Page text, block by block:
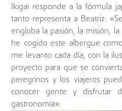
Ikigai responde a la fórmula
tanto representa a Beatriz:
engloba la pasión, la misión,
he cogido este albergue
me levanto cada día, con la
proyecto para que se
peregrinos y los viajeros
conocer gente y disfrutar
gastronomía».